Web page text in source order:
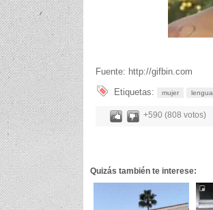
Fuente: http://gifbin.com
Etiquetas:
mujer lengua
+590 (808 votos)
Quizás también te interese: